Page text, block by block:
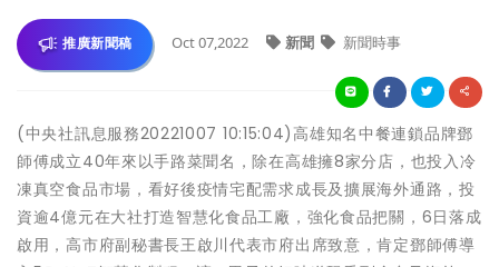
推廣新聞稿 Oct 07,2022 新聞 新聞時事
(中央社訊息服務20221007 10:15:04)高雄知名中餐連鎖品牌鄧
師傅成立40年來以手路菜聞名，除在高雄擁8家分店，也投入冷
凍真空食品市場，看好後疫情宅配需求成長及擴展海外通路，投
資逾4億元在大社打造智慧化食品工廠，強化食品把關，6日落成
啟用，高市府副秘書長王啟川代表市府出席致意，肯定鄧師傅導